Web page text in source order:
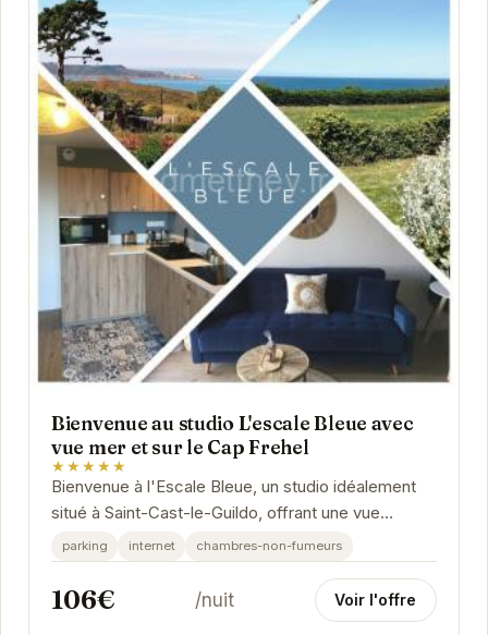
Bienvenue au studio L'escale Bleue avec
vue mer et sur le Cap Frehel
★★★★★
Bienvenue à l'Escale Bleue, un studio idéalement
situé à Saint-Cast-le-Guildo, offrant une vue
imprenable sur la mer et le Cap Fréhel. Ce...
parking internet chambres-non-fumeurs
106€ /nuit Voir l'offre